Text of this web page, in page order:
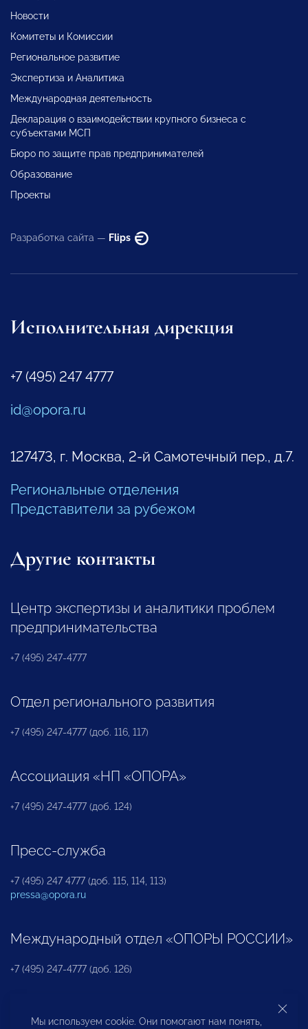
Новости
Комитеты и Комиссии
Региональное развитие
Экспертиза и Аналитика
Международная деятельность
Декларация о взаимодействии крупного бизнеса с
субъектами МСП
Бюро по защите прав предпринимателей
Образование
Проекты
Разработка сайта — Flips
Исполнительная дирекция
+7 (495) 247 4777
id@opora.ru
127473, г. Москва, 2-й Самотечный пер., д.7.
Региональные отделения
Представители за рубежом
Другие контакты
Центр экспертизы и аналитики проблем
предпринимательства
+7 (495) 247-4777
Отдел регионального развития
+7 (495) 247-4777 (доб. 116, 117)
Ассоциация «НП «ОПОРА»
+7 (495) 247-4777 (доб. 124)
Пресс-служба
+7 (495) 247 4777 (доб. 115, 114, 113)
pressa@opora.ru
Международный отдел «ОПОРЫ РОССИИ»
+7 (495) 247-4777 (доб. 126)
Бюро по защите прав предпринимателей и
Мы используем cookie. Они помогают нам понять,